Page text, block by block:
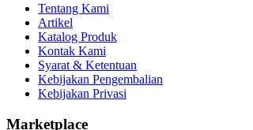
Tentang Kami
Artikel
Katalog Produk
Kontak Kami
Syarat & Ketentuan
Kebijakan Pengembalian
Kebijakan Privasi
Marketplace